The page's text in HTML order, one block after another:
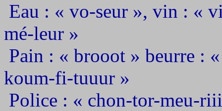
Eau : « vo-seur », vin : «
mé-leur »
Pain : « brooot » beurre :
koum-fi-tuuur »
Police : « chon-tor-meu-